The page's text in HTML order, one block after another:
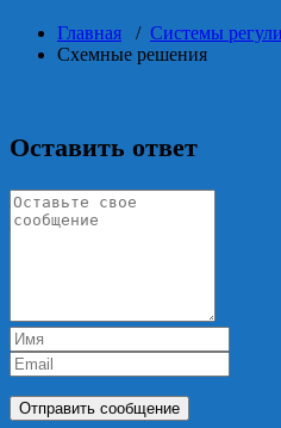
Главная / Системы
Схемные решения
Оставить ответ